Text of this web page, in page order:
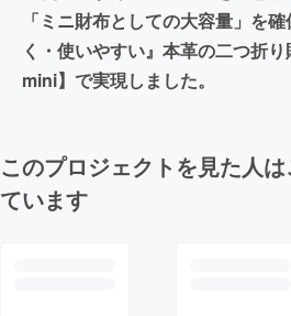
「ミニ財布としての大容量」を
く・使いやすい』本革の二つ折
mini】で実現しました。
このプロジェクトを見た人
ています